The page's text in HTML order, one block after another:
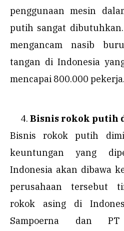
penggunaan mesin
putih sangat
mengancam nasib
tangan di Indonesia
mencapai 800.000 pekerja.
Bisnis rokok putih
Bisnis rokok putih
keuntungan yang
Indonesia akan dibawa
perusahaan tersebut
rokok asing di
Sampoerna dan